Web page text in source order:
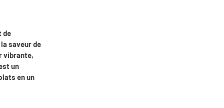
de
saveur de
vibrante,
un
en un